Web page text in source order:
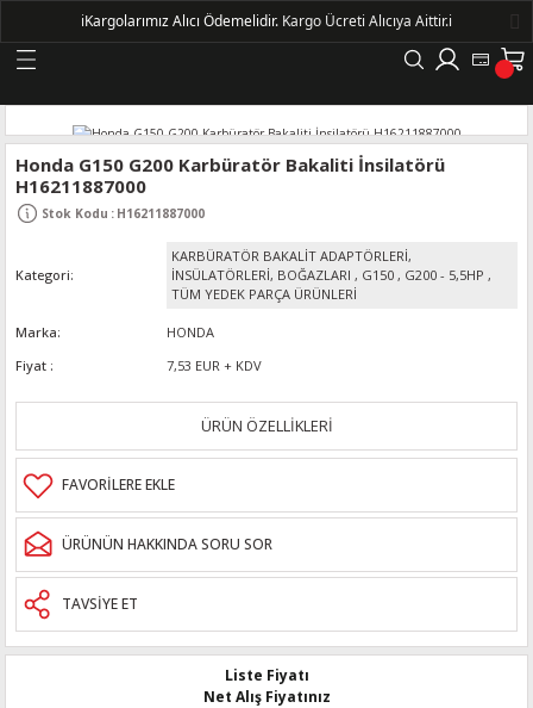
Geri Dön
KASNAKLI ALTERNATÖRLER - 1500
Honda G150 G200 Karbüratör Bakaliti İnsilatörü
H16211887000
Stok Kodu : H16211887000
Kategori
KARBÜRATÖR BAKALİT ADAPTÖRLERİ,
İNSÜLATÖRLERİ, BOĞAZLARI , G150 , G200 - 5,5HP ,
TÜM YEDEK PARÇA ÜRÜNLERİ
Marka
HONDA
Fiyat
7,53 EUR + KDV
ÜRÜN ÖZELLİKLERİ
ÜRÜNÜN HAKKINDA SORU SOR
TAVSİYE ET
Liste Fiyatı
Net Alış Fiyatınız
ℹ️Kargolarımız Alıcı Ödemelidir. Kargo Ücreti Alıcıya Aittir.ℹ️